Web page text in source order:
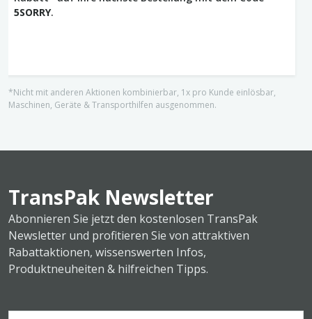
5SORRY.
*Nicht mit anderen Aktionen kombinierbar, 1x pro Kunde einlösbar,
Maschinen, Geräte & Transporthilfen ausgenommen.
TransPak Newsletter
Abonnieren Sie jetzt den kostenlosen TransPak
Newsletter und profitieren Sie von attraktiven
Rabattaktionen, wissenswerten Infos,
Produktneuheiten & hilfreichen Tipps.